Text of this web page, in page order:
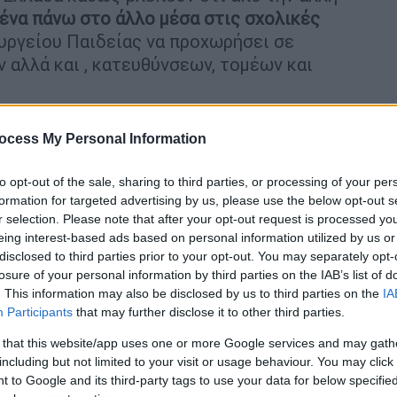
My Personal Information
opt-out of the sale, sharing to third parties, or processing of your
for targeted advertising by us, please use the below opt-out
selection. Please note that after your opt-out request is processed
interest-based ads based on personal information utilized by us
to third parties prior to your opt-out. You may separately
of your personal information by third parties on the IAB’s list of
This information may also be disclosed by us to third parties on the
Participants that may further disclose it to other third parties.
that this website/app uses one or more Google services and may
but not limited to your visit or usage behaviour. You may
to Google and its third-party tags to use your data for below
πάνω στο άλλο μέσα στις σχολικές
Παιδείας να προχωρήσει σε
και , κατευθύνσεων, τομέων και
προφανώς για να γίνει
δημιουργώντας μίαεκρηκτική
ανάκληση των αποφάσεων συγχώνευσης
Ξεκινά η ηλεκτρονική